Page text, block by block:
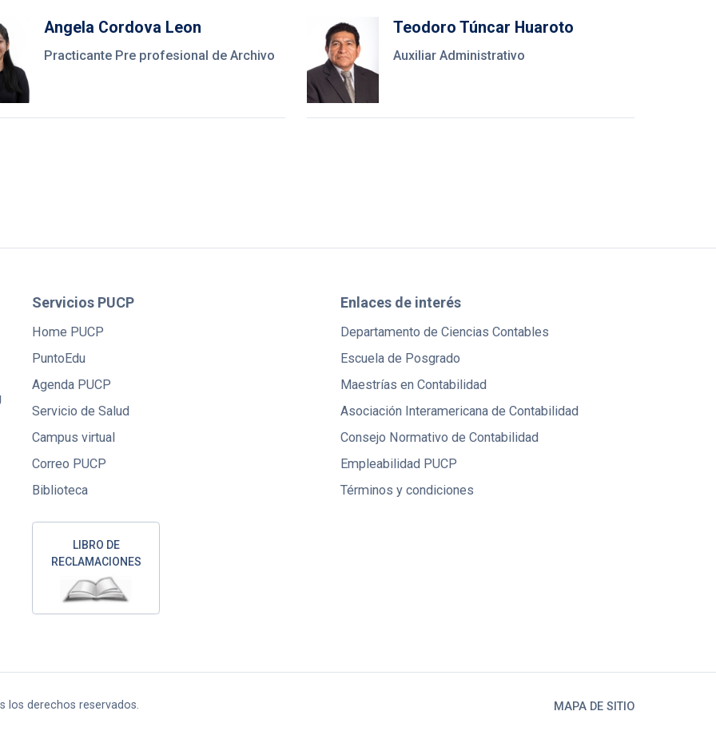
Angela Cordova Leon
Practicante Pre profesional de Archivo
Teodoro Túncar Huaroto
Auxiliar Administrativo
Servicios PUCP
Home PUCP
PuntoEdu
Agenda PUCP
Servicio de Salud
Campus virtual
Correo PUCP
Biblioteca
LIBRO DE
RECLAMACIONES
Enlaces de interés
Departamento de Ciencias Contables
Escuela de Posgrado
Maestrías en Contabilidad
Asociación Interamericana de Contabilidad
Consejo Normativo de Contabilidad
Empleabilidad PUCP
Términos y condiciones
los derechos reservados. MAPA DE SITIO